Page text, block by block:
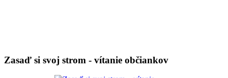
Zasaď si svoj strom - vítanie občiankov